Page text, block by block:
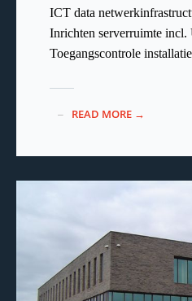
ICT data
Inrichten serverruimte incl.
Toegangscontrole installatie
READ MORE →